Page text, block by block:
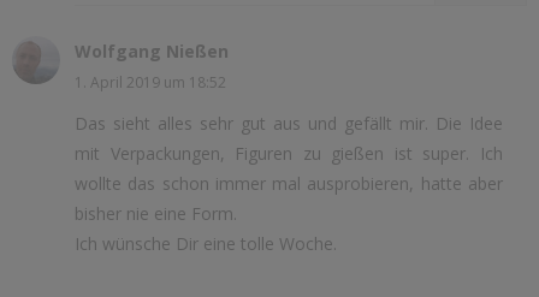
Wolfgang Nießen
1. April 2019 um 18:52
Das sieht alles sehr gut aus und gefällt mir. Die Idee
mit Verpackungen, Figuren zu gießen ist super. Ich
wollte das schon immer mal ausprobieren, hatte aber
bisher nie eine Form.
Ich wünsche Dir eine tolle Woche.